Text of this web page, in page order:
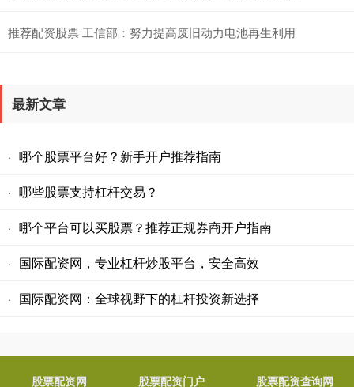
推荐配资股票 工信部：努力提高废旧动力电池再生利用
最新文章
· 哪个股票平台好？新手开户推荐指南
· 哪些股票支持杠杆交易？
· 哪个平台可以买股票？推荐正规券商开户指南
· 国际配资网，专业杠杆炒股平台，安全高效
· 国际配资网：全球视野下的杠杆投资新选择
股票配资网 股票配资门户 股票配资查询网